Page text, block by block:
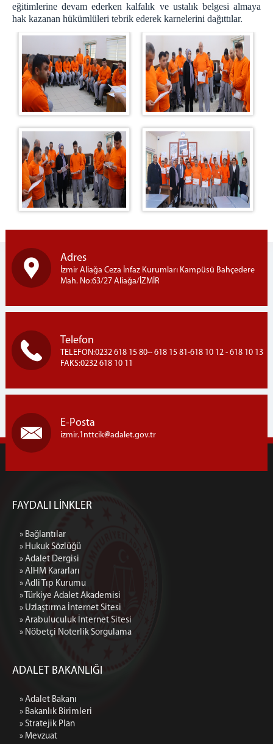
İntranet Giriş
CTİK Giriş
Uyap E-Posta Giriş
İLETİŞİM
eğitimlerine devam ederken kalfalık ve ustalık belgesi almaya
hak kazanan hükümlüleri tebrik ederek karnelerini dağıttılar.
Adres
İzmir Aliağa Ceza İnfaz Kurumları Kampüsü Bahçedere
Mah. No:63/27 Aliağa/İZMİR
Telefon
TELEFON:0232 618 15 80-- 618 15 81-618 10 12 - 618 10 13
FAKS:0232 618 10 11
E-Posta
izmir.1nttcik adalet.gov.tr
FAYDALI LİNKLER
» Bağlantılar
» Hukuk Sözlüğü
» Adalet Dergisi
» AİHM Kararları
» Adli Tıp Kurumu
» Türkiye Adalet Akademisi
» Uzlaştırma İnternet Sitesi
» Arabuluculuk İnternet Sitesi
» Nöbetçi Noterlik Sorgulama
ADALET BAKANLIĞI
» Adalet Bakanı
» Bakanlık Birimleri
» Stratejik Plan
» Mevzuat